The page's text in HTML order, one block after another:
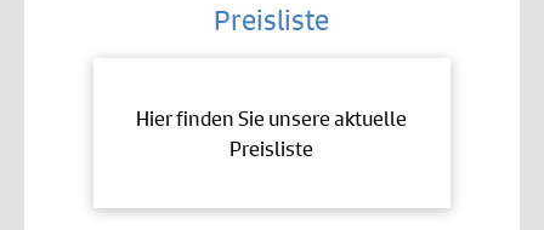
Preisliste
Hier finden Sie unsere aktuelle
Preisliste